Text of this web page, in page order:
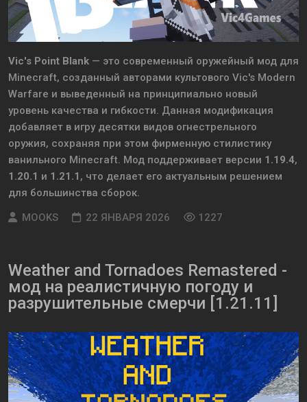
Vic's Point Blank — это современный оружейный мод для
Minecraft, созданный авторами культового Vic's Modern
Warfare и выведенный на принципиально новый
уровень качества и гибкости. Данная модификация
добавляет в игру десятки видов огнестрельного
оружия, сохраняя при этом фирменную стилистику
ванильного Minecraft. Мод поддерживает версии 1.19.4,
1.20.1 и 1.21.1 , что делает его актуальным решением
для большинства сборок.
MOOKS
22 ЯНВАРЯ 2026 1227
Weather and Tornadoes Remastered -
мод на реалистичную погоду и
разрушительные смерчи [1.21.11]